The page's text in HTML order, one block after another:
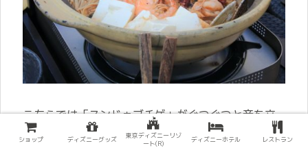
こちらでは「スンドゥブチゲ」がぐつぐつと音を立
ててます。チゲのいい香りが辺りに漂っています。
ショップ ディズニーグッズ
東京ディズニーリゾ
ート(R)
ディズニーホテル レストラン